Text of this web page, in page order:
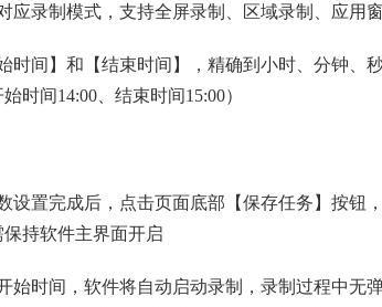
应录制模式，支持全屏录制、区域录制、应用
时间】和【结束时间】，精确到小时、分钟、
时间14:00、结束时间15:00）
设置完成后，点击页面底部【保存任务】按钮
持软件主界面开启
始时间，软件将自动启动录制，录制过程中无